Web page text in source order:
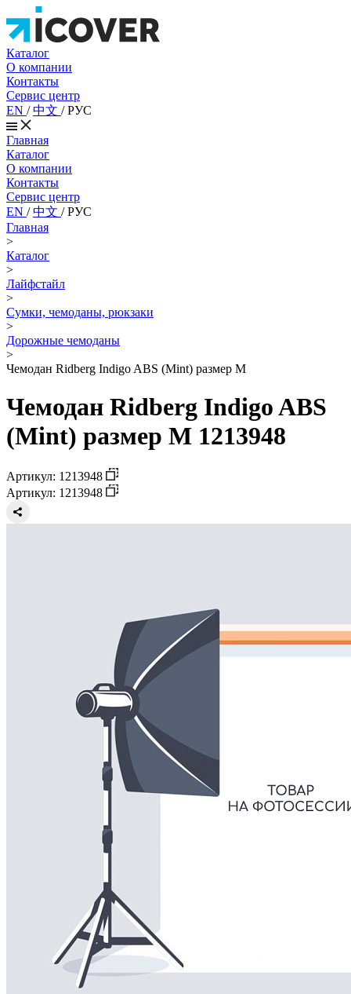
Каталог
О компании
Контакты
Сервис центр
EN /中文 /РУС
Главная
Каталог
О компании
Контакты
Сервис центр
EN /中文 /РУС
Главная
>
Каталог
>
Лайфстайл
>
Сумки, чемоданы, рюкзаки
>
Дорожные чемоданы
>
Чемодан Ridberg Indigo ABS (Mint) размер M
Чемодан Ridberg Indigo ABS
(Mint) размер M 1213948
Артикул: 1213948
Артикул: 1213948